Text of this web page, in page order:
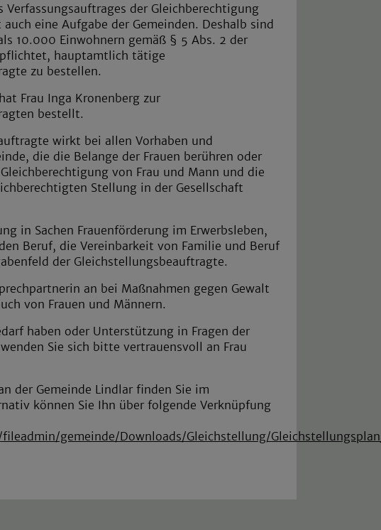
Verfassungsauftrages der Gleichberechtigung
eine Aufgabe der Gemeinden. Deshalb sind
10.000 Einwohnern gemäß § 5 Abs. 2 der
hauptamtlich tätige
zu bestellen.
Frau Inga Kronenberg zur
bestellt.
wirkt bei allen Vorhaben und
die die Belange der Frauen berühren oder
von Frau und Mann und die
Stellung in der Gesellschaft
in Sachen Frauenförderung im Erwerbsleben,
Beruf, die Vereinbarkeit von Familie und Beruf
der Gleichstellungsbeauftragte.
an bei Maßnahmen gegen Gewalt
von Frauen und Männern.
haben oder Unterstützung in Fragen der
Sie sich bitte vertrauensvoll an Frau
der Gemeinde Lindlar finden Sie im
können Sie Ihn über folgende Verknüpfung
gemeinde/Downloads/Gleichstellung/